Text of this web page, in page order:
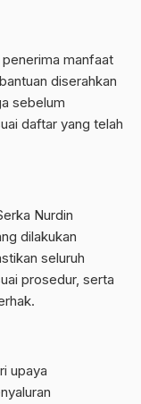
manfaat
diserahkan
sebelum
daftar yang telah
Nurdin
dilakukan
seluruh
prosedur, serta
upaya